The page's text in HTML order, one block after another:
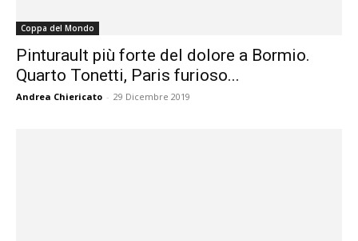
Coppa del Mondo
Pinturault più forte del dolore a Bormio.
Quarto Tonetti, Paris furioso...
Andrea Chiericato - 29 Dicembre 2019